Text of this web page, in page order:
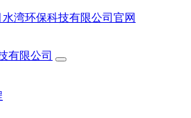
湾环保科技有限公司官网